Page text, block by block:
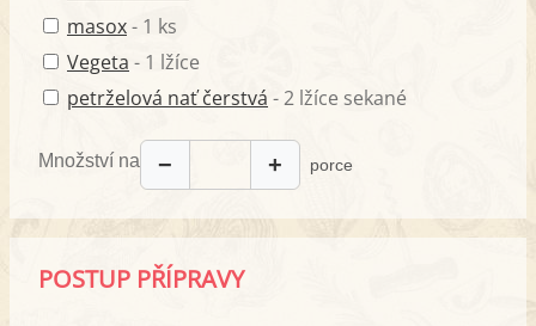
masox- 1 ks
Vegeta - 1 lžíce
petrželová nať čerstvá - 2 lžíce sekané
Množství na − + porce
POSTUP PŘÍPRAVY